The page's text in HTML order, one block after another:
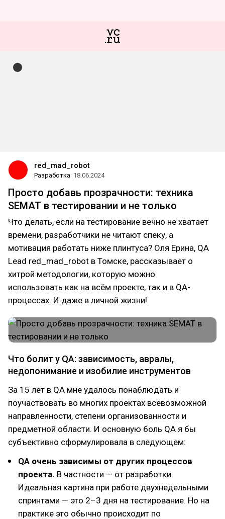
red_mad_robot
Разработка 18.06.2024
Просто добавь прозрачности: техника
SEMAT в тестировании и не только
Что делать, если на тестирование вечно не хватает
времени, разработчики не читают спеку, а
мотивация работать ниже плинтуса? Оля Ерина, QA
Lead red_mad_robot в Томске, рассказывает о
хитрой методологии, которую можно
использовать как на всём проекте, так и в QA-
процессах. И даже в личной жизни!
Что болит у QA: зависимость, авралы,
недопонимание и изобилие инструментов
За 15 лет в QA мне удалось понаблюдать и
поучаствовать во многих проектах всевозможной
направленности, степени организованности и
предметной области. И основную боль QA я бы
субъективно сформулировала в следующем:
QA очень зависимы от других процессов
проекта. В частности — от разработки.
Идеальная картина при работе двухнедельными
спринтами — это 2–3 дня на тестирование. Но на
практике это обычно происходит по